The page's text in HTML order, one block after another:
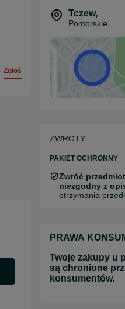
Zgłoś
Tczew,
Pomorskie
ZWROTY
PAKIET OCHRONNY
Zwróć
niezgodny z
otrzymania
PRAWA
Twoje zakupy u
są chronione
konsumentów.